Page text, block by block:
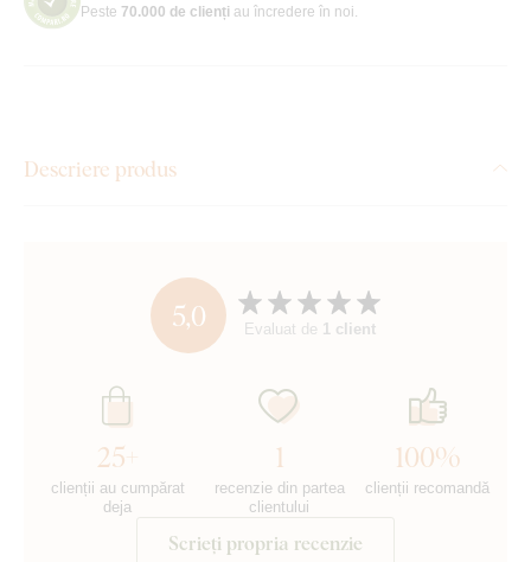
Peste 70.000 de clienți au încredere în noi.
Descriere produs
5,0 Evaluat de 1 client
25+
clienții au cumpărat
deja
1
recenzie din partea
clientului
100%
clienții recomandă
Scrieți propria recenzie